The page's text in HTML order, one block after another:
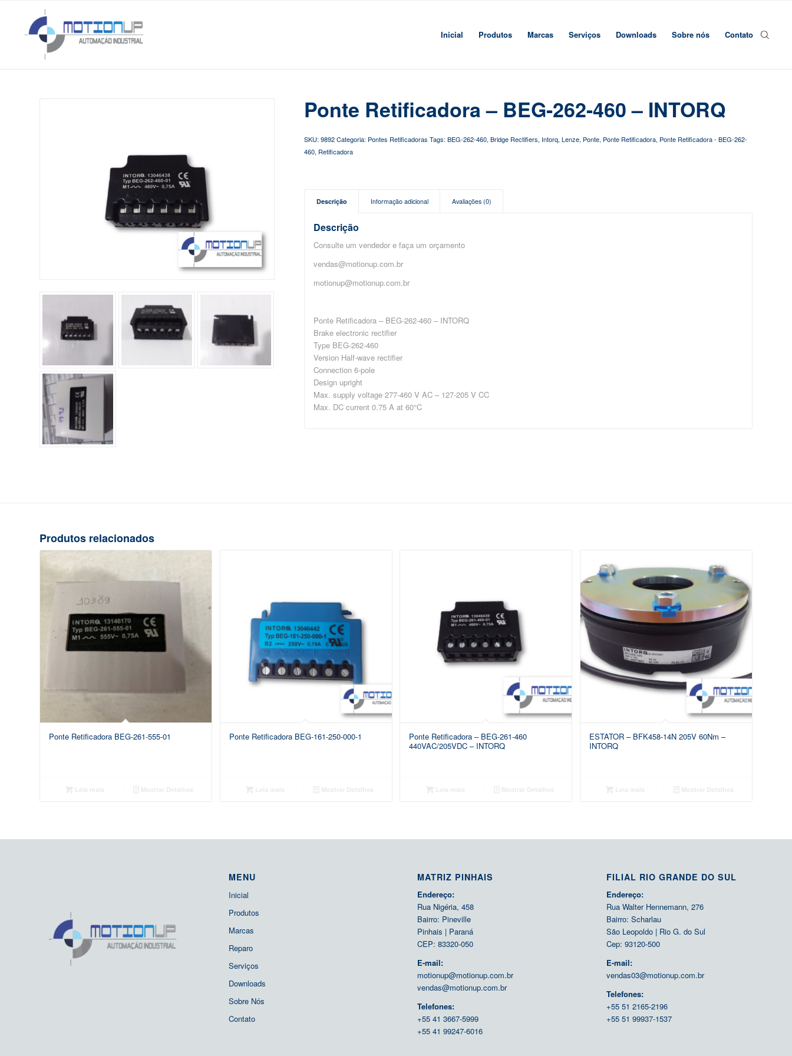
Inicial Produtos Marcas Serviços Downloads Sobre nós Contato
Ponte Retificadora – BEG-262-460 – INTORQ
SKU:9892 Categoria: Pontes Retificadoras Tags:BEG-262-460,Bridge Rectifiers, Intorq,Lenze, Ponte, Ponte Retificadora, Ponte Retificadora - BEG-262-
460, Retificadora
Descrição Informação adicional Avaliações (0)
Descrição
Consulte um vendedor e faça um orçamento
vendas@motionup.com.br
motionup@motionup.com.br
Ponte Retificadora – BEG-262-460 – INTORQ
Brake electronic rectifier
Type BEG-262-460
Version Half-wave rectifier
Connection 6-pole
Design upright
Max. supply voltage 277-460 V AC – 127-205 V CC
Max. DC current 0.75 A at 60°C
Produtos relacionados
Ponte Retificadora BEG-261-555-01 Ponte Retificadora BEG-161-250-000-1
Ponte Retificadora – BEG-261-460
440VAC/205VDC – INTORQ
ESTATOR – BFK458-14N 205V 60Nm –
INTORQ
MENU
Inicial
Produtos
Marcas
Reparo
Serviços
Downloads
Sobre Nós
Contato
MATRIZ PINHAIS
Endereço:
Rua Nigéria, 458
Bairro: Pineville
Pinhais | Paraná
CEP: 83320-050
E-mail:
motionup@motionup.com.br
vendas@motionup.com.br
Telefones:
+55 41 3667-5999
+55 41 99247-6016
FILIAL RIO GRANDE DO SUL
Endereço:
Rua Walter Hennemann, 276
Bairro: Scharlau
São Leopoldo | Rio G. do Sul
Cep: 93120-500
E-mail:
vendas03@motionup.com.br
Telefones:
+55 51 2165-2196
+55 51 99937-1537